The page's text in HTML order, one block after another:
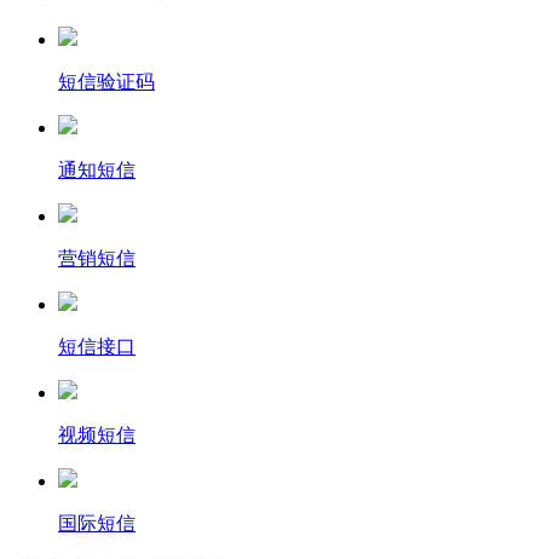
短信验证码
通知短信
营销短信
短信接口
视频短信
国际短信